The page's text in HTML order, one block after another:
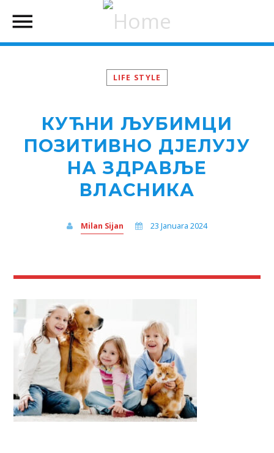
LIFE STYLE
КУЋНИ ЉУБИМЦИ
ПОЗИТИВНО ДЈЕЛУЈУ
НА ЗДРАВЉЕ
ВЛАСНИКА
Milan Sijan 23 Januara 2024